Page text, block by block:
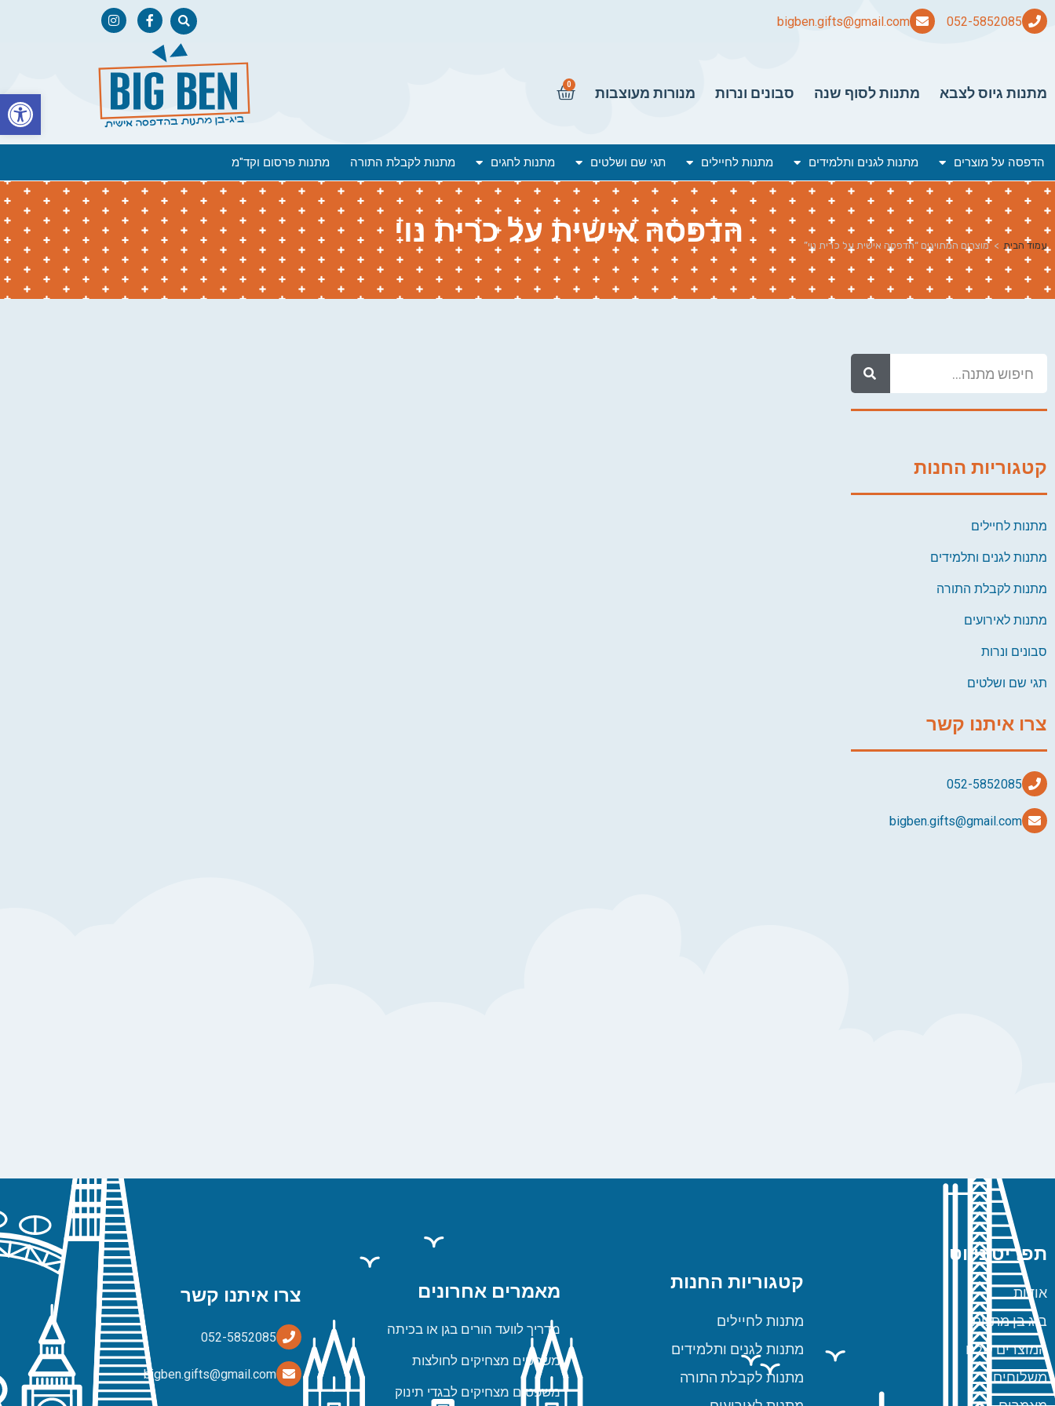
bigben.gifts@gmail.com
מתנות גיוס לצבא מתנות לסוף שנה סבונים ונרות מנורות מעוצבות
0
הדפסה על מוצרים מתנות לגנים ותלמידים מתנות לחיילים תגי שם ושלטים מתנות לחגים מתנות לקבלת התורה מתנות פרסום וקד"מ
הדפסה אישית על כרית נוי עמוד הבית > מוצרים המתויגים “הדפסה אישית על כרית נוי”
קטגוריות החנות
מתנות לחיילים
מתנות לגנים ותלמידים
מתנות לקבלת התורה
מתנות לאירועים
סבונים ונרות
תגי שם ושלטים
צרו איתנו קשר
bigben.gifts@gmail.com
תפריט ניווט
אודות
ביג בן מתנות
המוצרים שלנו
משלוחים
קטגוריות החנות
מתנות לחיילים
מתנות לגנים ותלמידים
מתנות לקבלת התורה
מאמרים אחרונים
מדריך לוועד הורים בגן או בכיתה
משפטים מצחיקים לחולצות
משפטים מצחיקים לבגדי תינוק
צרו איתנו קשר
bigben.gifts@gmail.com